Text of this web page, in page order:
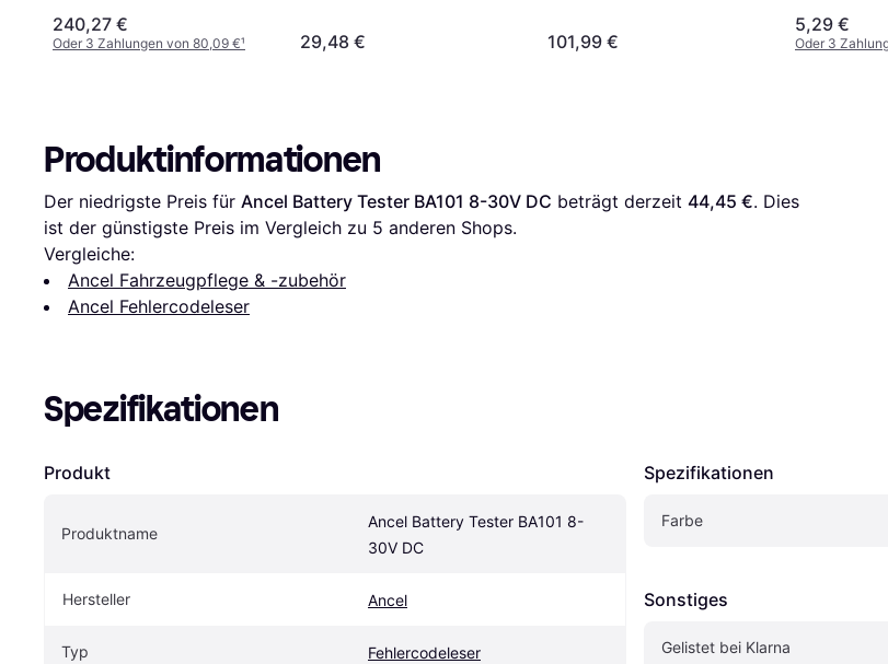
240,27 €
Oder 3 Zahlungen von 80,09 €¹ 29,48 € 101,99 €
5,29 €
Oder 3
Produktinformationen
Der niedrigste Preis für Ancel Battery Tester BA101 8-30V DC beträgt derzeit 44,45 €. Dies
ist der günstigste Preis im Vergleich zu 5 anderen Shops.
Vergleiche:
Ancel Fahrzeugpflege & -zubehör
Ancel Fehlercodeleser
Spezifikationen
Produkt
Produktname
Ancel Battery Tester BA101 8-
30V DC
Hersteller Ancel
Typ Fehlercodeleser
Spezifikationen
Farbe
Sonstiges
Gelistet bei Klarna